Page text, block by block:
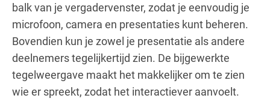
balk van je vergadervenster, zodat je eenvoudig je
microfoon, camera en presentaties kunt beheren.
Bovendien kun je zowel je presentatie als andere
deelnemers tegelijkertijd zien. De bijgewerkte
tegelweergave maakt het makkelijker om te zien
wie er spreekt, zodat het interactiever aanvoelt.